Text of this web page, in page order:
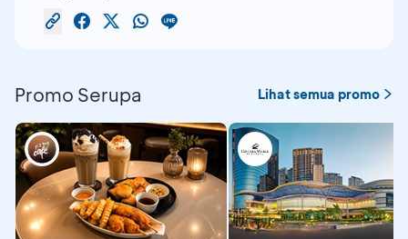
Promo Serupa Lihat semua promo